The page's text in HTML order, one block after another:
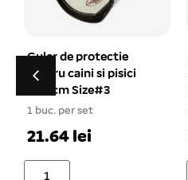
Lesa chinga cuplaj la
siguranta auto 2×70
1 buc. per set
16.77 lei